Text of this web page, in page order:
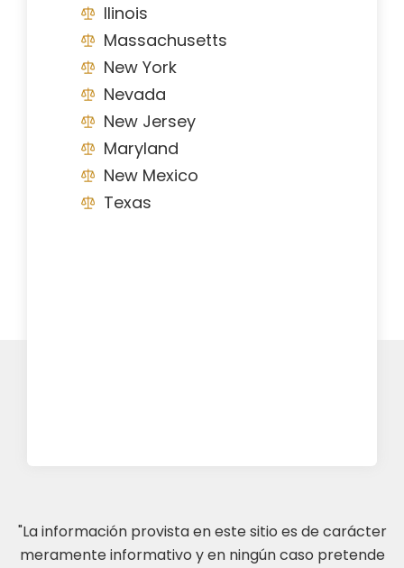
Ilinois
Massachusetts
New York
Nevada
New Jersey
Maryland
New Mexico
Texas
"La información provista en este sitio es de carácter
meramente informativo y en ningún caso pretende